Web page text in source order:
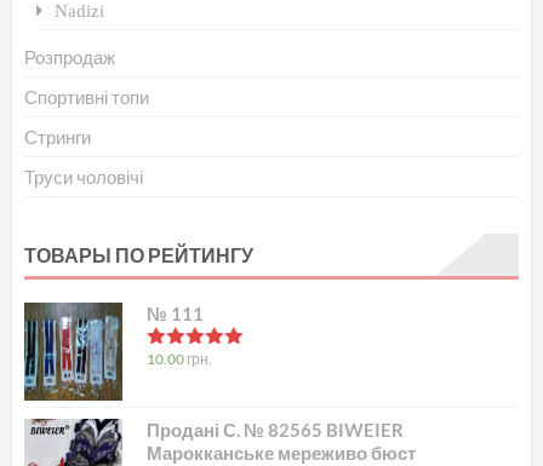
Nadizi
Розпродаж
Спортивні топи
Стринги
Труси чоловічі
ТОВАРЫ ПО РЕЙТИНГУ
№ 111
в 5.00з 5
10.00 грн.
Продані С. № 82565 BIWEIER
Марокканське мереживо бюст